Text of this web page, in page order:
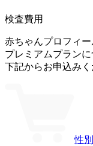
検査費用
赤ちゃんプロフィ
プレミアムプランに
下記からお申込みく
性